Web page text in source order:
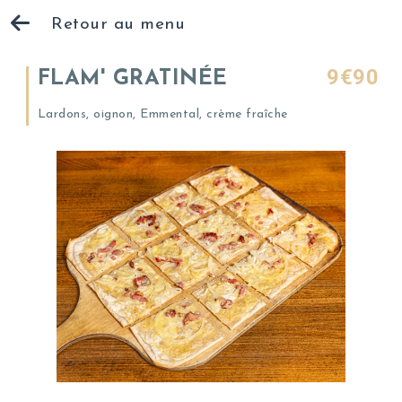
Retour au menu
FLAM' GRATINÉE 9€90
Lardons, oignon, Emmental, crème fraîche